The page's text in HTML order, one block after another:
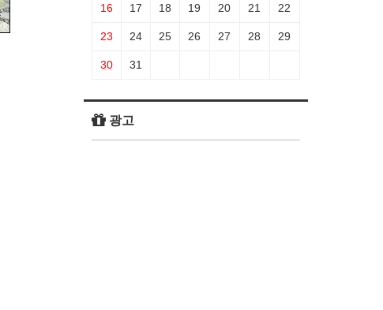
16 17 18 19 20 21 22
23 24 25 26 27 28 29
30 31
광고